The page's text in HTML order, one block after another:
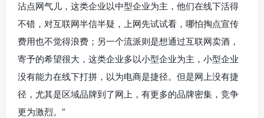
沾点网气儿，这类企业以中型企业为主，他们在线下活得
不错，对互联网半信半疑，上网先试试看，哪怕掏点宣传
费用也不觉得浪费；另一个流派则是想通过互联网卖酒，
寄予的希望很大，这类企业多以小型企业为主，小型企业
没有能力在线下打拼，以为电商是捷径。但是网上没有捷
径，尤其是区域品牌到了网上，有更多的品牌密集，竞争
更为激烈。”